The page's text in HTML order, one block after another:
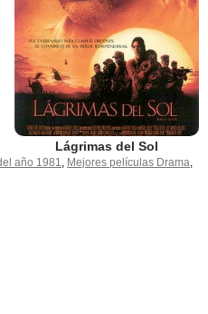
Lágrimas del Sol
año 1981, Mejores películas Drama,